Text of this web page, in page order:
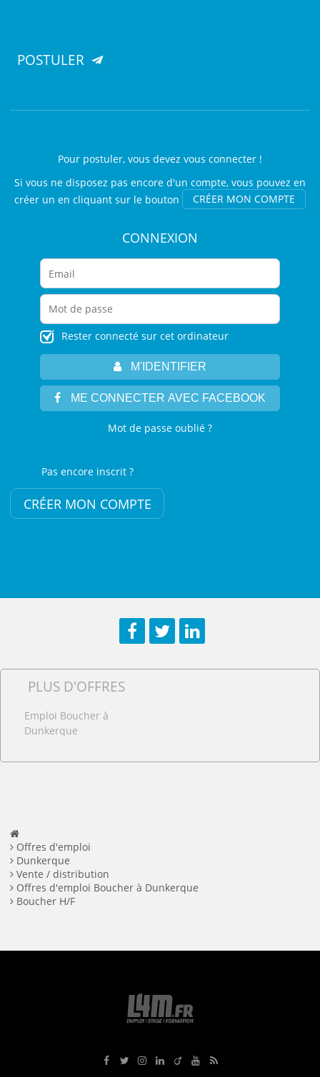
POSTULER
Pour postuler, vous devez vous connecter !
Si vous ne disposez pas encore d'un compte, vous pouvez en
créer un en cliquant sur le bouton
CRÉER MON COMPTE
CONNEXION
Rester connecté sur cet ordinateur
M'IDENTIFIER
ME CONNECTER AVEC FACEBOOK
Mot de passe oublié ?
Pas encore inscrit ?
CRÉER MON COMPTE
PLUS D'OFFRES
Emploi Boucher à
Dunkerque
Offres d'emploi
Dunkerque
Vente / distribution
Offres d'emploi Boucher à Dunkerque
Boucher H/F